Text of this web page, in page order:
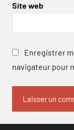
Site web
Enregistrer
navigateur pour